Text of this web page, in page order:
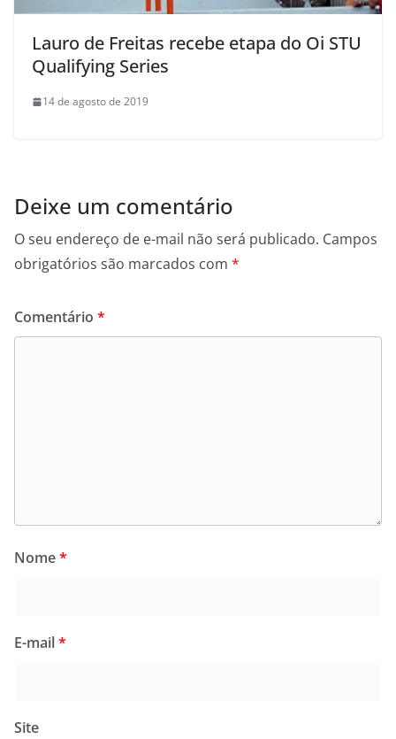
Lauro de Freitas recebe etapa do Oi STU
Qualifying Series
14 de agosto de 2019
Deixe um comentário
O seu endereço de e-mail não será publicado. Campos
obrigatórios são marcados com *
Comentário *
Nome*
E-mail*
Site